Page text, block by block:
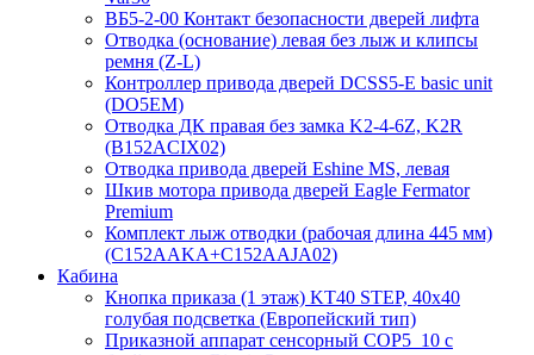
ВБ5-2-00 Контакт безопасности дверей лифта
Отводка (основание) левая без лыж и клипсы
ремня (Z-L)
Контроллер привода дверей DCSS5-E basic unit
(DO5EM)
Отводка ДК правая без замка K2-4-6Z, K2R
(B152ACIX02)
Отводка привода дверей Eshine MS, левая
Шкив мотора привода дверей Eagle Fermator
Premium
Комплект лыж отводки (рабочая длина 445 мм)
(C152AAKA+C152AAJA02)
Кабина
Кнопка приказа (1 этаж) KT40 STEP, 40х40
голубая подсветка (Европейский тип)
Приказной аппарат сенсорный COP5_10 с